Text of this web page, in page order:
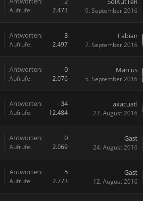
Aufrufe: 2.473 9. September 2016
Antworten: 3
Aufrufe: 2.497
Fabian
7. September 2016
Antworten: 0
Aufrufe: 2.076
Marcus
5. September 2016
Antworten: 34
Aufrufe: 12.484
axacuatl
27. August 2016
Antworten: 0
Aufrufe: 2.069
Gast
24. August 2016
Antworten: 5
Aufrufe: 2.773
Gast
12. August 2016